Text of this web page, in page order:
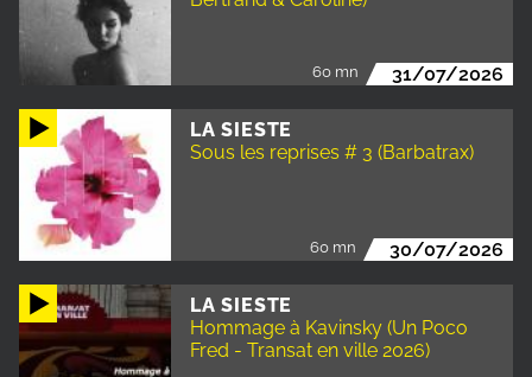
60 mn 31/07/2026
LA SIESTE
Sous les reprises # 3 (Barbatrax)
60 mn 30/07/2026
LA SIESTE
Hommage à Kavinsky (Un Poco
Fred - Transat en ville 2026)